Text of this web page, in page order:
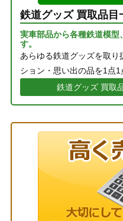
鉄道グッズ 買取品目
実車部品から各種鉄道模型
す。
あらゆる鉄道グッズを取
ション・思い出の品を1点1
鉄道グッズ 買取